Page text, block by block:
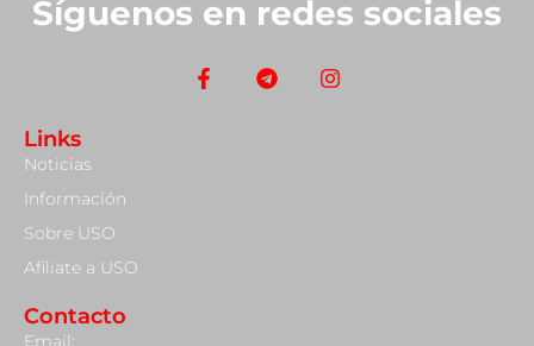
Síguenos en redes sociales
Links
Noticias
Información
Sobre USO
Afiliate a USO
Contacto